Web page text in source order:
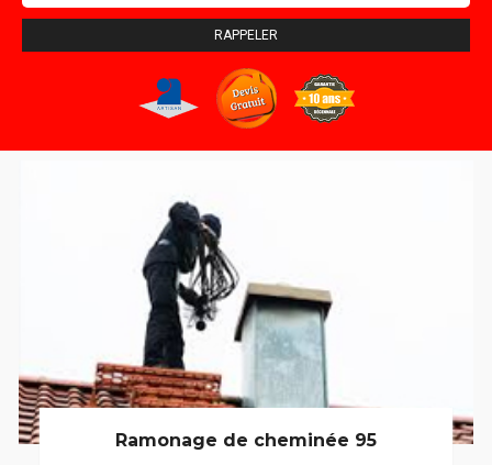
Ramonage de cheminée 95